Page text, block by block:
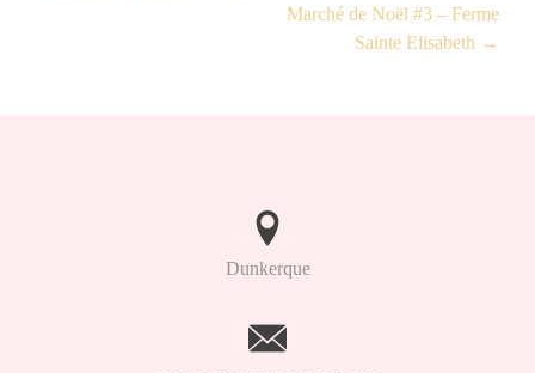
Marché de Noël #3 – Ferme
Sainte Elisabeth →
Dunkerque